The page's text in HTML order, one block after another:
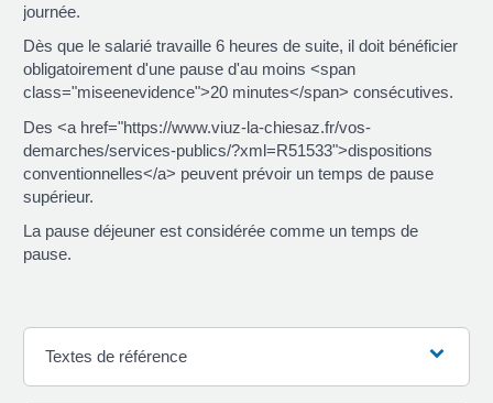
journée.
Dès que le salarié travaille 6 heures de suite, il doit bénéficier
obligatoirement d'une pause d'au moins <span
class="miseenevidence">20 minutes</span> consécutives.
Des <a href="https://www.viuz-la-chiesaz.fr/vos-
demarches/services-publics/?xml=R51533">dispositions
conventionnelles</a> peuvent prévoir un temps de pause
supérieur.
La pause déjeuner est considérée comme un temps de
pause.
Textes de référence